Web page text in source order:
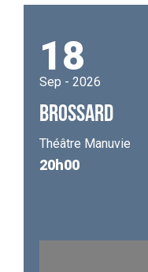
18
Sep - 2026
BROSSARD
Théâtre Manuvie
20h00